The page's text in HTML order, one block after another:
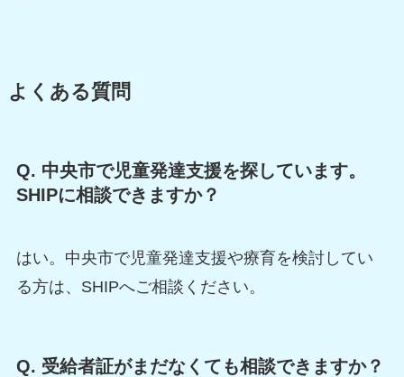
よくある質問
Q. 中央市で児童発達支援を探しています。
SHIPに相談できますか？
はい。中央市で児童発達支援や療育を検討してい
る方は、SHIPへご相談ください。
Q. 受給者証がまだなくても相談できますか？